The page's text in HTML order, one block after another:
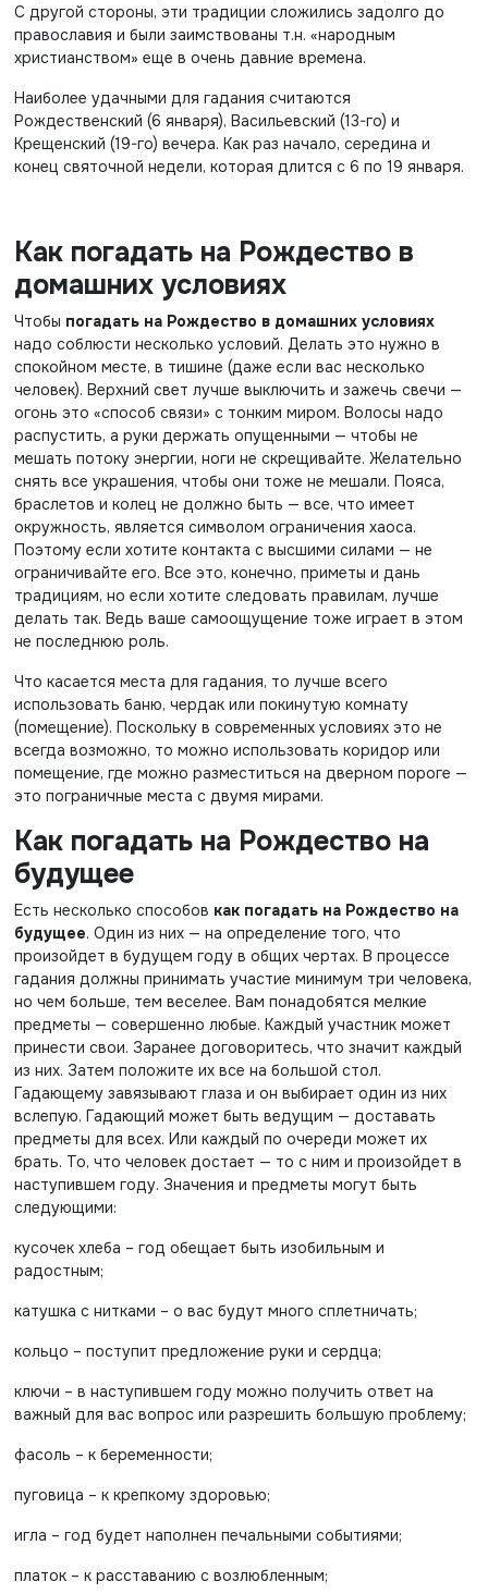
С другой стороны, эти традиции сложились задолго до
православия и были заимствованы т.н. «народным
христианством» еще в очень давние времена.
Наиболее удачными для гадания считаются
Рождественский (6 января), Васильевский (13-го) и
Крещенский (19-го) вечера. Как раз начало, середина и
конец святочной недели, которая длится с 6 по 19 января.
Как погадать на Рождество в
домашних условиях
Чтобы погадать на Рождество в домашних условиях
надо соблюсти несколько условий. Делать это нужно в
спокойном месте, в тишине (даже если вас несколько
человек). Верхний свет лучше выключить и зажечь свечи —
огонь это «способ связи» с тонким миром. Волосы надо
распустить, а руки держать опущенными — чтобы не
мешать потоку энергии, ноги не скрещивайте. Желательно
снять все украшения, чтобы они тоже не мешали. Пояса,
браслетов и колец не должно быть — все, что имеет
окружность, является символом ограничения хаоса.
Поэтому если хотите контакта с высшими силами — не
ограничивайте его. Все это, конечно, приметы и дань
традициям, но если хотите следовать правилам, лучше
делать так. Ведь ваше самоощущение тоже играет в этом
не последнюю роль.
Что касается места для гадания, то лучше всего
использовать баню, чердак или покинутую комнату
(помещение). Поскольку в современных условиях это не
всегда возможно, то можно использовать коридор или
помещение, где можно разместиться на дверном пороге —
это пограничные места с двумя мирами.
Как погадать на Рождество на
будущее
Есть несколько способов как погадать на Рождество на
будущее. Один из них — на определение того, что
произойдет в будущем году в общих чертах. В процессе
гадания должны принимать участие минимум три человека,
но чем больше, тем веселее. Вам понадобятся мелкие
предметы — совершенно любые. Каждый участник может
принести свои. Заранее договоритесь, что значит каждый
из них. Затем положите их все на большой стол.
Гадающему завязывают глаза и он выбирает один из них
вслепую. Гадающий может быть ведущим — доставать
предметы для всех. Или каждый по очереди может их
брать. То, что человек достает — то с ним и произойдет в
наступившем году. Значения и предметы могут быть
следующими:
кусочек хлеба – год обещает быть изобильным и
радостным;
катушка с нитками – о вас будут много сплетничать;
кольцо – поступит предложение руки и сердца;
ключи – в наступившем году можно получить ответ на
важный для вас вопрос или разрешить большую проблему;
фасоль – к беременности;
пуговица – к крепкому здоровью;
игла – год будет наполнен печальными событиями;
платок – к расставанию с возлюбленным;